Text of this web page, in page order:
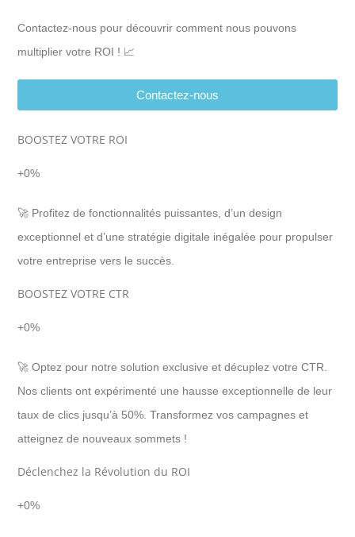
Contactez-nous pour découvrir comment nous pouvons
multiplier votre ROI ! 📈
Contactez-nous
BOOSTEZ VOTRE ROI
+0%
🚀 Profitez de fonctionnalités puissantes, d’un design
exceptionnel et d’une stratégie digitale inégalée pour propulser
votre entreprise vers le succès.
BOOSTEZ VOTRE CTR
+0%
🚀 Optez pour notre solution exclusive et décuplez votre CTR.
Nos clients ont expérimenté une hausse exceptionnelle de leur
taux de clics jusqu’à 50%. Transformez vos campagnes et
atteignez de nouveaux sommets !
Déclenchez la Révolution du ROI
+0%